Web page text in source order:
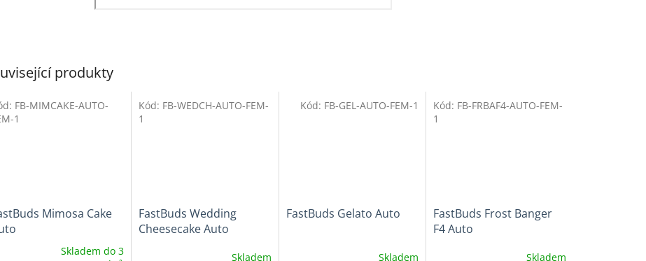
produkty
Mimosa Cake
Skladem do 3
FB-MIMCAKE-AUTO-
1
FastBuds Wedding
Cheesecake Auto
Skladem
Kód: FB-WEDCH-AUTO-FEM-
1
FastBuds Gelato Auto
Skladem
Kód: FB-GEL-AUTO-FEM-1 Novinka
FastBuds Frost Banger
F4 Auto
Skladem
Kód: FB-FRBAF4-AUTO-FEM-
1